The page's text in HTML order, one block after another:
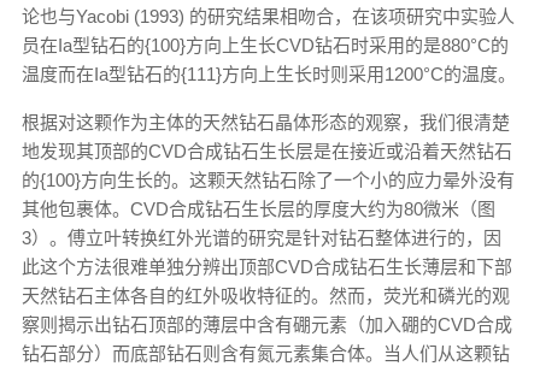
论也与Yacobi (1993) 的研究结果相吻合，在该项研究中实验人
员在Ia型钻石的{100}方向上生长CVD钻石时采用的是880°C的
温度而在Ia型钻石的{111}方向上生长时则采用1200°C的温度。
根据对这颗作为主体的天然钻石晶体形态的观察，我们很清楚
地发现其顶部的CVD合成钻石生长层是在接近或沿着天然钻石
的{100}方向生长的。这颗天然钻石除了一个小的应力晕外没有
其他包裹体。CVD合成钻石生长层的厚度大约为80微米（图
3）。傅立叶转换红外光谱的研究是针对钻石整体进行的，因
此这个方法很难单独分辨出顶部CVD合成钻石生长薄层和下部
天然钻石主体各自的红外吸收特征的。然而，荧光和磷光的观
察则揭示出钻石顶部的薄层中含有硼元素（加入硼的CVD合成
钻石部分）而底部钻石则含有氮元素集合体。当人们从这颗钻